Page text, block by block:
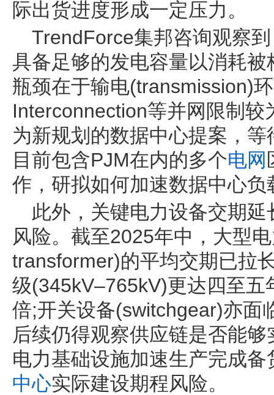
际出货进度形成一定压力。
TrendForce集邦咨询观察
具备足够的发电容量以消耗
瓶颈在于输电(transmission)
Interconnection等并网限制
为新规划的数据中心提案，
目前包含PJM在内的多个电网
作，研拟如何加速数据中心
此外，关键电力设备交期
风险。截至2025年中，大型
transformer)的平均交期已拉
级(345kV–765kV)更达四至
倍;开关设备(switchgear)亦面
后续仍得观察供应链是否能
电力基础设施加速生产完成
中心实际建设期程风险。